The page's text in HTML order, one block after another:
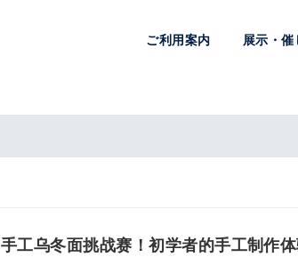
ご利用案内 展示・催
手工乌冬面挑战赛！初学者的手工制作